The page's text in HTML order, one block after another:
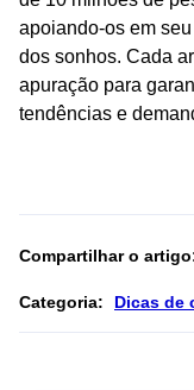
apoiando-os em
dos sonhos. Cada
apuração para
tendências e
Compartilhar o
Categoria: Dicas de